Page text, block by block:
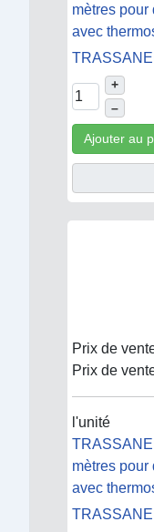
mètres pour
avec
+
–
Ajouter au
Prix de
Prix de
l'unité
mètres pour
avec